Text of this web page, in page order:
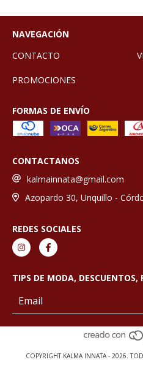
NAVEGACIÓN
CONTACTO
PROMOCIONES
FORMAS DE ENVÍO
CONTACTANOS
kalmainnata@gmail.com
Azopardo 30, Unquillo -
REDES SOCIALES
TIPS DE MODA, DESCUENTOS,
COPYRIGHT KALMA INNATA - 2026.